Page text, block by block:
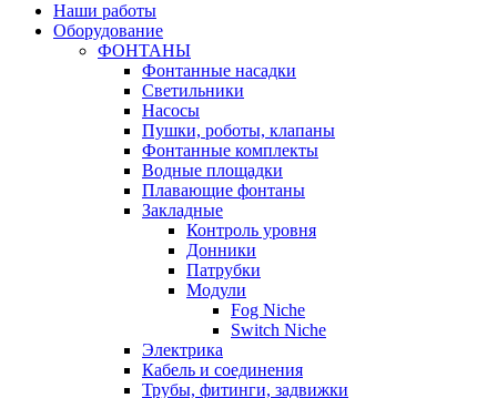
Наши работы
Оборудование
ФОНТАНЫ
Фонтанные насадки
Cветильники
Насосы
Пушки, роботы, клапаны
Фонтанные комплекты
Водные площадки
Плавающие фонтаны
Закладные
Контроль уровня
Донники
Патрубки
Модули
Fog Niche
Switch Niche
Электрика
Кабель и соединения
Трубы, фитинги, задвижки